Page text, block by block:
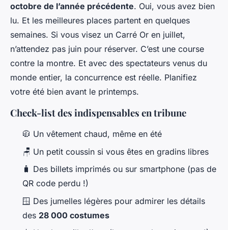
octobre de l’année précédente. Oui, vous avez bien
lu. Et les meilleures places partent en quelques
semaines. Si vous visez un Carré Or en juillet,
n’attendez pas juin pour réserver. C’est une course
contre la montre. Et avec des spectateurs venus du
monde entier, la concurrence est réelle. Planifiez
votre été bien avant le printemps.
Check-list des indispensables en tribune
🧥 Un vêtement chaud, même en été
🪑 Un petit coussin si vous êtes en gradins libres
🧳 Des billets imprimés ou sur smartphone (pas de
QR code perdu !)
🪟 Des jumelles légères pour admirer les détails
des 28 000 costumes